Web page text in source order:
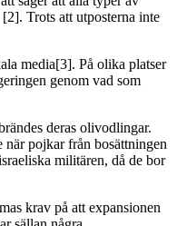
Trots att utposterna inte
media[3]. På olika platser
genom vad som
deras olivodlingar.
när pojkar från bosättningen
militären, då de bor
krav på att expansionen